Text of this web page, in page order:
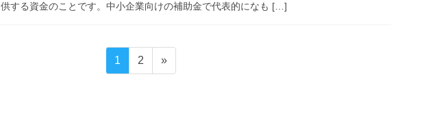
供する資金のことです。中小企業向けの補助金で代表的になも […]
固
定
1
固
定
2 »